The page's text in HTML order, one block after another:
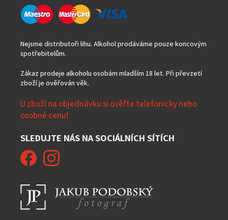
Nejsme distributoři lihu. Alkohol prodáváme pouze koncovým
spotřebitelům.
Zákaz prodeje alkoholu osobám mladším 18 let. Při převzetí
zboží je ověřován věk.
U zboží na objednávku si ověřte telefonicky nebo
osobně cenu!
SLEDUJTE NÁS NA SOCIÁLNÍCH SÍTÍCH